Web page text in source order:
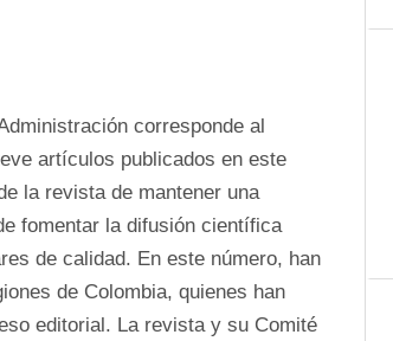
corresponde al
artículos publicados en este
la revista de mantener una
fomentar la difusión científica
de calidad. En este número, han
de Colombia, quienes han
editorial. La revista y su Comité